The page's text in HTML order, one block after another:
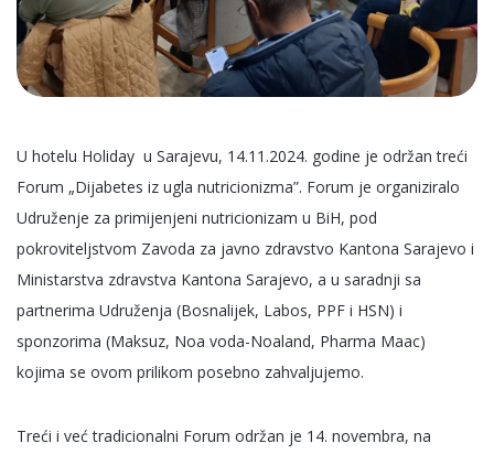
U hotelu Holiday u Sarajevu, 14.11.2024. godine je održan treći
Forum „Dijabetes iz ugla nutricionizma”. Forum je organiziralo
Udruženje za primijenjeni nutricionizam u BiH, pod
pokroviteljstvom Zavoda za javno zdravstvo Kantona Sarajevo i
Ministarstva zdravstva Kantona Sarajevo, a u saradnji sa
partnerima Udruženja (Bosnalijek, Labos, PPF i HSN) i
sponzorima (Maksuz, Noa voda-Noaland, Pharma Maac)
kojima se ovom prilikom posebno zahvaljujemo.
Treći i već tradicionalni Forum održan je 14. novembra, na